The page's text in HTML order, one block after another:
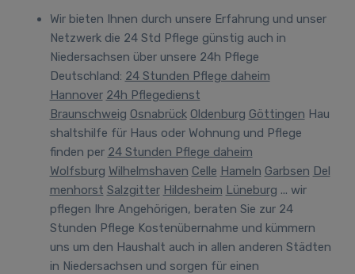
Wir bieten Ihnen durch unsere Erfahrung und unser
Netzwerk die 24 Std Pflege günstig auch in
Niedersachsen über unsere 24h Pflege
Deutschland: 24 Stunden Pflege daheim
Hannover 24h Pflegedienst
Braunschweig Osnabrück Oldenburg Göttingen Hau
shaltshilfe für Haus oder Wohnung und Pflege
finden per 24 Stunden Pflege daheim
Wolfsburg Wilhelmshaven Celle Hameln Garbsen Del
menhorst Salzgitter Hildesheim Lüneburg ... wir
pflegen Ihre Angehörigen, beraten Sie zur 24
Stunden Pflege Kostenübernahme und kümmern
uns um den Haushalt auch in allen anderen Städten
in Niedersachsen und sorgen für einen